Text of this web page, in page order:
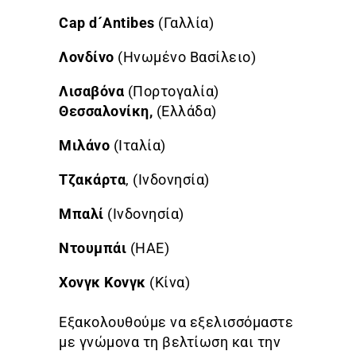
Cap d ´Antibes (Γαλλία)
Λονδίνο (Ηνωμένο Βασίλειο)
Λισαβόνα (Πορτογαλία)
Θεσσαλονίκη, (Ελλάδα)
Μιλάνο (Ιταλία)
Τζακάρτα, (Ινδονησία)
Μπαλί (Ινδονησία)
Ντουμπάι (ΗΑΕ)
Χονγκ Κονγκ (Κίνα)
Εξακολουθούμε να εξελισσόμαστε
με γνώμονα τη βελτίωση και την